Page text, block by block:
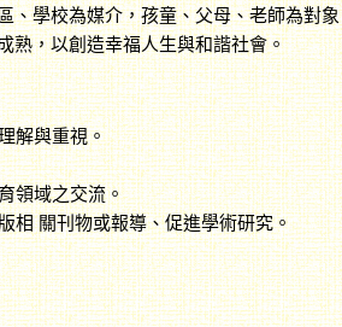
學校為媒介，孩童、父母、老師為對
熟，以創造幸福人生與和諧社會。
解與重視。
領域之交流。
相 關刊物或報導、促進學術研究。